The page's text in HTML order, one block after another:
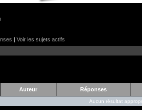
| Voir les sujets actifs
Auteur Réponses
Aucun résultat